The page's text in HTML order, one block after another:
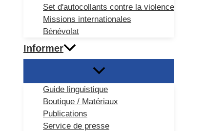
Set d'autocollants contre la violence
Missions internationales
Bénévolat
Informer
Guide linguistique
Boutique / Matériaux
Publications
Service de presse